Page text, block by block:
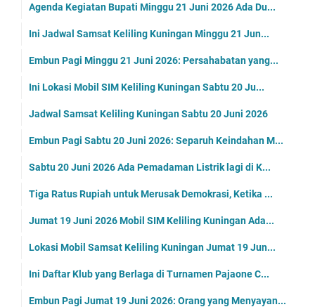
Agenda Kegiatan Bupati Minggu 21 Juni 2026 Ada Du...
Ini Jadwal Samsat Keliling Kuningan Minggu 21 Jun...
Embun Pagi Minggu 21 Juni 2026: Persahabatan yang...
Ini Lokasi Mobil SIM Keliling Kuningan Sabtu 20 Ju...
Jadwal Samsat Keliling Kuningan Sabtu 20 Juni 2026
Embun Pagi Sabtu 20 Juni 2026: Separuh Keindahan M...
Sabtu 20 Juni 2026 Ada Pemadaman Listrik lagi di K...
Tiga Ratus Rupiah untuk Merusak Demokrasi, Ketika ...
Jumat 19 Juni 2026 Mobil SIM Keliling Kuningan Ada...
Lokasi Mobil Samsat Keliling Kuningan Jumat 19 Jun...
Ini Daftar Klub yang Berlaga di Turnamen Pajaone C...
Embun Pagi Jumat 19 Juni 2026: Orang yang Menyayan...